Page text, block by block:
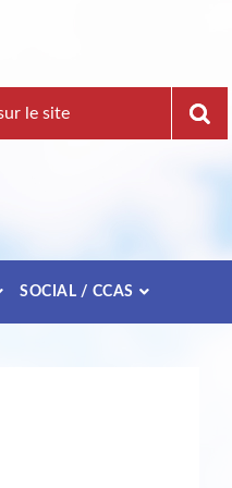
SOCIAL / CCAS